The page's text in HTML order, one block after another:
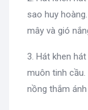
sao huy
mây và gió
3. Hát khen
muôn tinh
nồng thắm